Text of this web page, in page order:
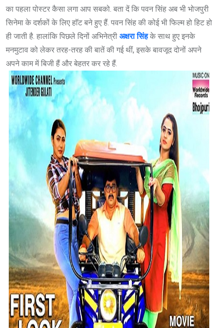
का पहला पोस्टर कैसा लगा आप सबको. बता दें कि पवन सिंह अब भी भोजपुरी
सिनेमा के दर्शकों के लिए हाॅट बने हुए हैं. पवन सिंह की कोई भी फिल्म हो हिट हो
ही जाती है. हालांकि पिछले दिनों अभिनेत्री अक्षरा सिंह के साथ हुए इनके
मनमुटाव को लेकर तरह-तरह की बातें की गई थीं, इसके बावजूद दोनों अपने
अपने काम में बिजी हैं और बेहतर कर रहे हैं.